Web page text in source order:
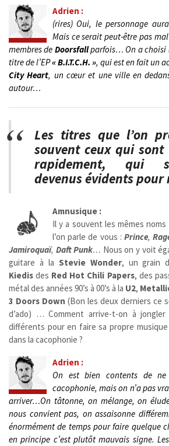
Adrien :
(rires) Oui, le personnage
Mais ce serait peut-être pas
membres de Doorsfallparfois… On a
titre de l’EP« B.I.T.C.H. », qui est en fait un
City Heart, un cœur et une ville en
autour…
Les titres que l’on
souvent ceux qui sont
rapidement, qui
devenus évidents pour
Amnusique :
Il y a souvent les mêmes
l’on parle de vous :Prince,
Jamiroquaï, Daft Punk… Nous on y voit
guitare à la Stevie Wonder, un grain
Kiedis des Red Hot Chili Papers, des
métal des années 90’s à 00’s à la U2,
3 Doors Down (Bon les deux derniers ce
d’ado) … Comment arrive-t-on à
différents pour en faire sa propre
dans la cacophonie ?
Adrien :
On est bien contents de
cacophonie, mais on n’a pas
arriver…On tâtonne, on mélange, on
nous convient pas, on assaisonne
énormément de temps pour faire quelque
en principe c’est plutôt mauvais signe.